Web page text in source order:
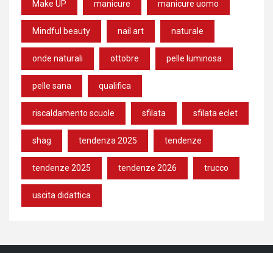
Make UP manicure manicure uomo
Mindful beauty nail art naturale
onde naturali ottobre pelle luminosa
pelle sana qualifica
riscaldamento scuole sfilata sfilata eclet
shag tendenza 2025 tendenze
tendenze 2025 tendenze 2026 trucco
uscita didattica